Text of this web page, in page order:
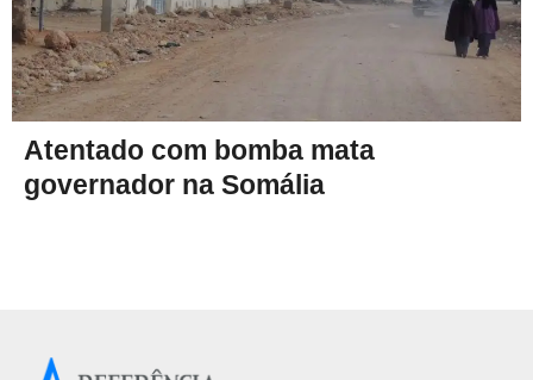
Atentado com bomba mata
governador na Somália